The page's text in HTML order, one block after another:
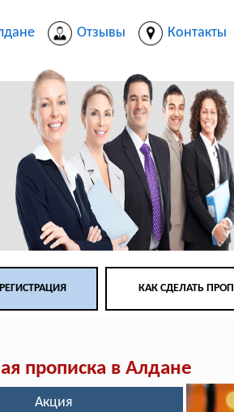
Отзывы Контакты
КАК СДЕЛАТЬ
прописка в Алдане
Акция